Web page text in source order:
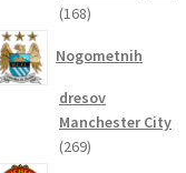
168168
Nogometnih
dresov
Manchester City
269269